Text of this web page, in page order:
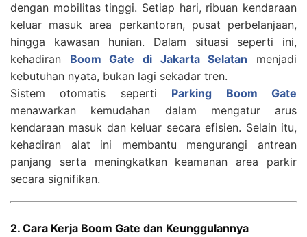
dengan mobilitas tinggi. Setiap hari, ribuan kendaraan
keluar masuk area perkantoran, pusat perbelanjaan,
hingga kawasan hunian. Dalam situasi seperti ini,
kehadiran Boom Gate di Jakarta Selatan menjadi
kebutuhan nyata, bukan lagi sekadar tren.
Sistem otomatis seperti Parking Boom Gate
menawarkan kemudahan dalam mengatur arus
kendaraan masuk dan keluar secara efisien. Selain itu,
kehadiran alat ini membantu mengurangi antrean
panjang serta meningkatkan keamanan area parkir
secara signifikan.
2. Cara Kerja Boom Gate dan Keunggulannya